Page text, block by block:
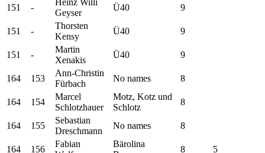
151
-
Heinz Willi
Geyser
Ü40 9
151 -
Thorsten
Kensy
Ü40 9
151 -
Martin
Xenakis
Ü40 9
164 153
Ann-Christin
Fürbach
No names 8
164 154
Marcel
Schlotzhauer
Motz, Kotz und
Schlotz
8
164 155
Sebastian
Dreschmann
No names 8
164 156
Fabian
Bärolina
8 5